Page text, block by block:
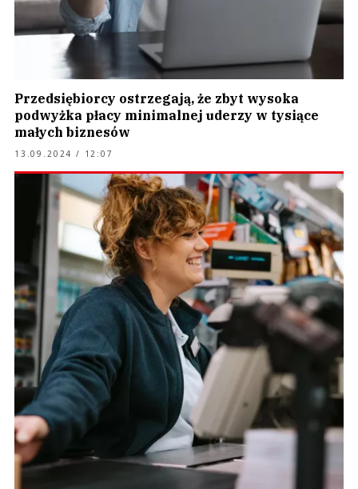
Przedsiębiorcy ostrzegają, że zbyt wysoka
podwyżka płacy minimalnej uderzy w tysiące
małych biznesów
13.09.2024 / 12:07